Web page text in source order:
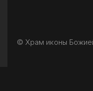
© Храм иконы